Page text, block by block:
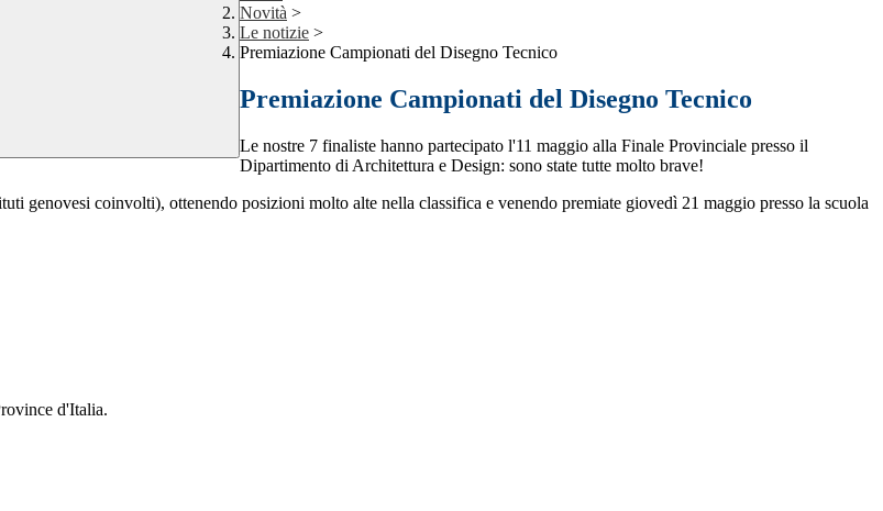
Novità >
Le notizie >
Premiazione Campionati del Disegno Tecnico
Premiazione Campionati del Disegno Tecnico
Le nostre 7 finaliste hanno partecipato l'11 maggio alla Finale Provinciale presso il
Dipartimento di Architettura e Design: sono state tutte molto brave!
genovesi coinvolti), ottenendo posizioni molto alte nella classifica e venendo premiate giovedì 21 maggio presso la scuola
d'Italia.